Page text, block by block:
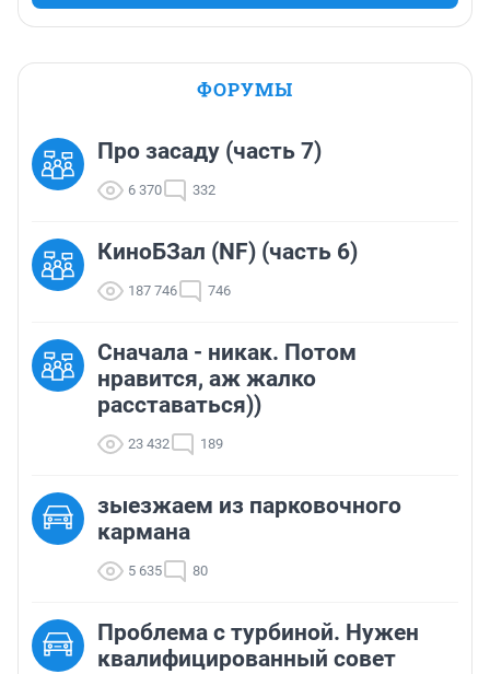
ФОРУМЫ
Про засаду (часть 7)
6 370 332
КиноБЗал (NF) (часть 6)
187 746 746
Сначала - никак. Потом
нравится, аж жалко
расставаться))
23 432 189
зыезжаем из парковочного
кармана
5 635 80
Проблема с турбиной. Нужен
квалифицированный совет